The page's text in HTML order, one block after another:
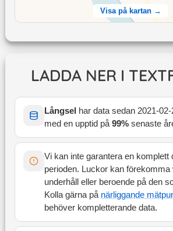
Visa på kartan →
LADDA NER I
Långsel har data sedan 2021-02-
med en upptid på99% senaste
Vi kan inte garantera en komplett
perioden. Luckor kan förekomma
underhåll eller beroende på den
Kolla gärna på närliggande
behöver kompletterande data.